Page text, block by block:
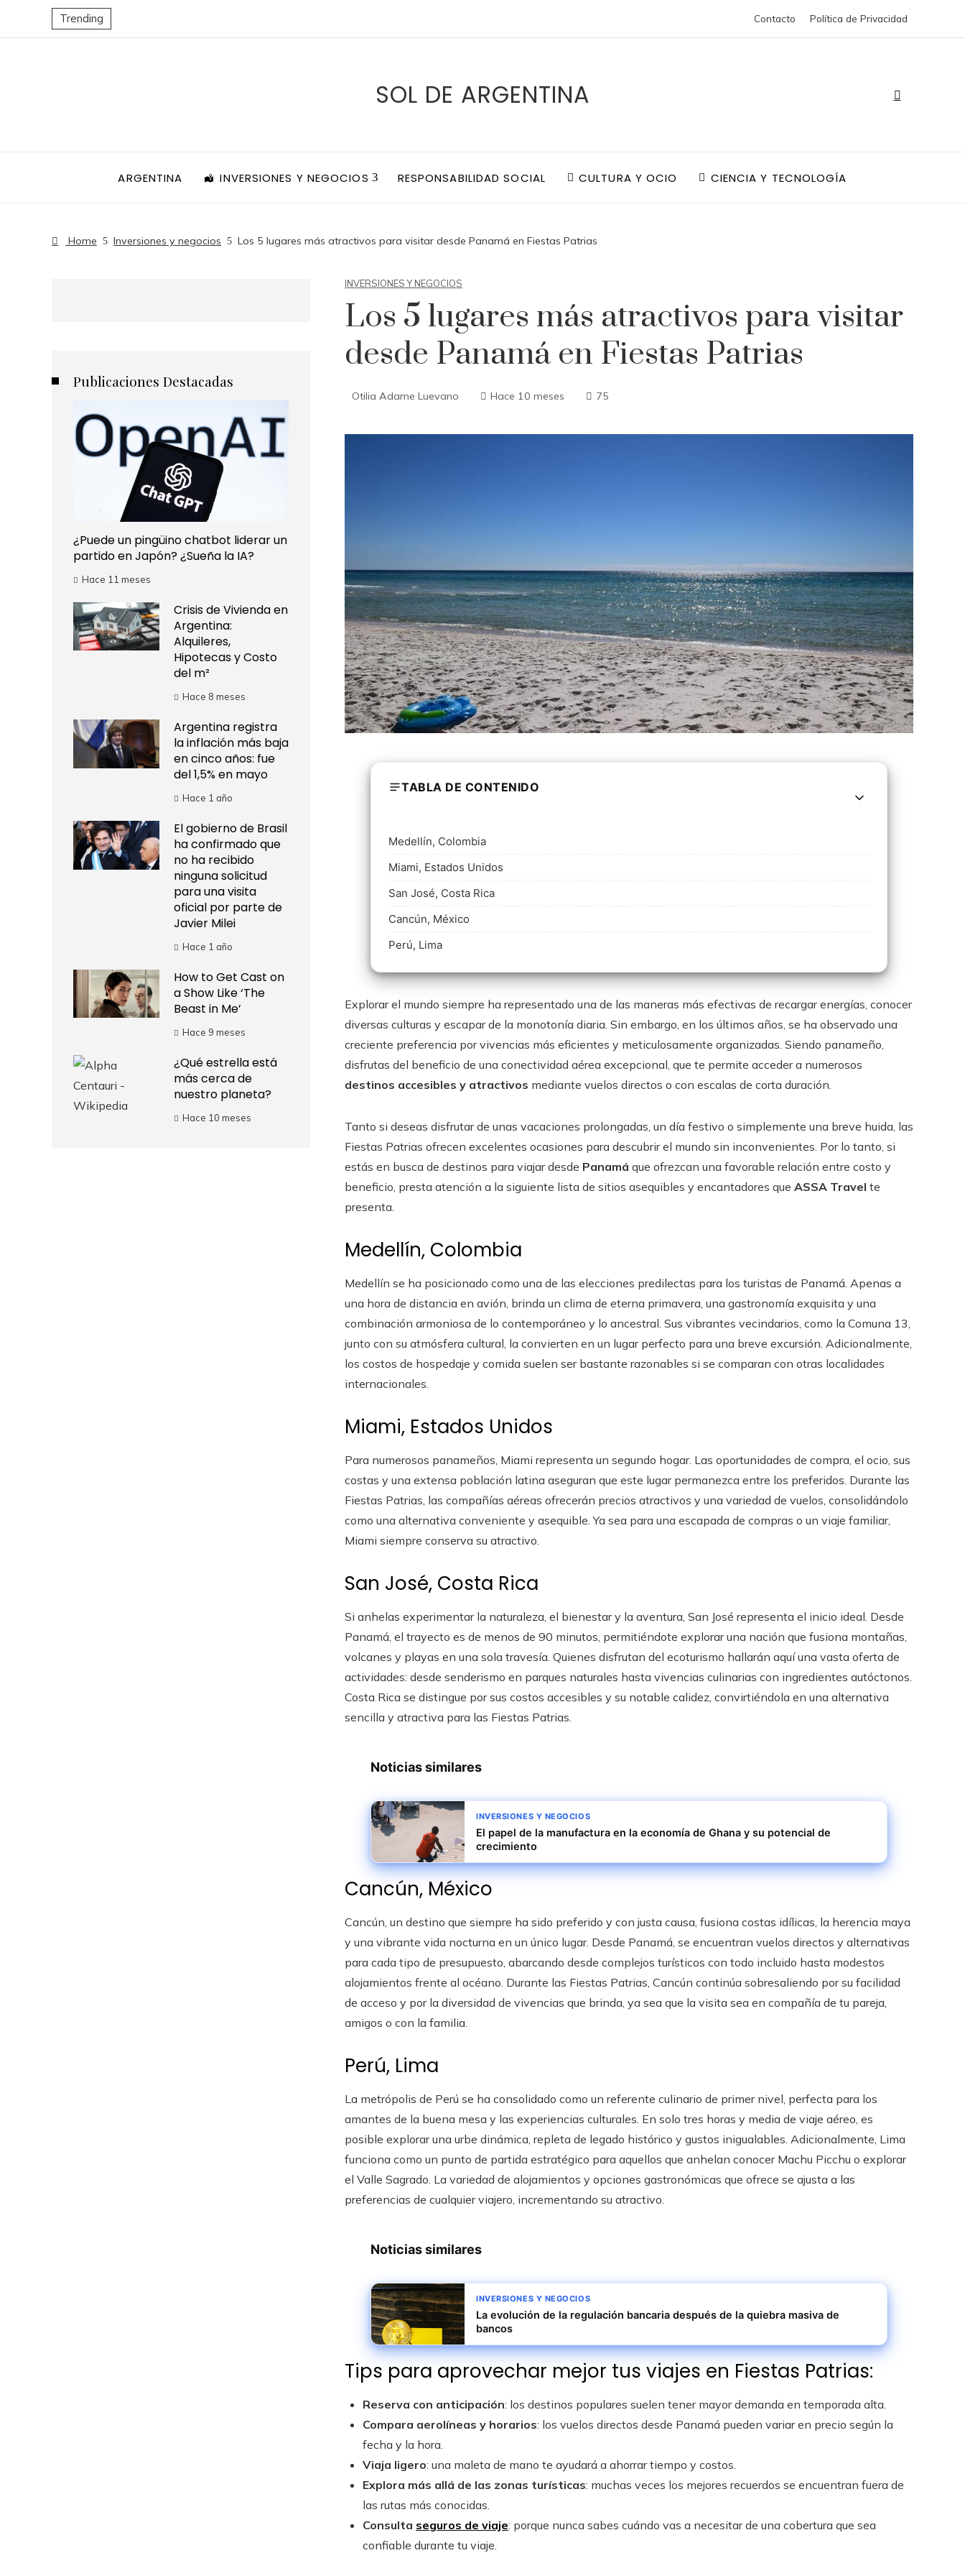
Trending Contacto Política de Privacidad
SOL DE ARGENTINA
ARGENTINA INVERSIONES Y NEGOCIOS RESPONSABILIDAD SOCIAL CULTURA Y OCIO CIENCIA Y TECNOLOGÍA
Home Inversiones y negocios Los 5 lugares más atractivos para visitar desde Panamá en Fiestas Patrias
INVERSIONES Y NEGOCIOS
Los 5 lugares más atractivos para visitar
desde Panamá en Fiestas Patrias
Otilia Adame Luevano Hace 10 meses 75
TABLA DE CONTENIDO
Medellín, Colombia
Miami, Estados Unidos
San José, Costa Rica
Cancún, México
Perú, Lima
Explorar el mundo siempre ha representado una de las maneras más efectivas de recargar energías, conocer
diversas culturas y escapar de la monotonía diaria. Sin embargo, en los últimos años, se ha observado una
creciente preferencia por vivencias más eficientes y meticulosamente organizadas. Siendo panameño,
disfrutas del beneficio de una conectividad aérea excepcional, que te permite acceder a numerosos
destinos accesibles y atractivos mediante vuelos directos o con escalas de corta duración.
Tanto si deseas disfrutar de unas vacaciones prolongadas, un día festivo o simplemente una breve huida, las
Fiestas Patrias ofrecen excelentes ocasiones para descubrir el mundo sin inconvenientes. Por lo tanto, si
estás en busca de destinos para viajar desde Panamá que ofrezcan una favorable relación entre costo y
beneficio, presta atención a la siguiente lista de sitios asequibles y encantadores que ASSA Travel te
presenta.
Medellín, Colombia
Medellín se ha posicionado como una de las elecciones predilectas para los turistas de Panamá. Apenas a
una hora de distancia en avión, brinda un clima de eterna primavera, una gastronomía exquisita y una
combinación armoniosa de lo contemporáneo y lo ancestral. Sus vibrantes vecindarios, como la Comuna 13,
junto con su atmósfera cultural, la convierten en un lugar perfecto para una breve excursión. Adicionalmente,
los costos de hospedaje y comida suelen ser bastante razonables si se comparan con otras localidades
internacionales.
Miami, Estados Unidos
Para numerosos panameños, Miami representa un segundo hogar. Las oportunidades de compra, el ocio, sus
costas y una extensa población latina aseguran que este lugar permanezca entre los preferidos. Durante las
Fiestas Patrias, las compañías aéreas ofrecerán precios atractivos y una variedad de vuelos, consolidándolo
como una alternativa conveniente y asequible. Ya sea para una escapada de compras o un viaje familiar,
Miami siempre conserva su atractivo.
San José, Costa Rica
Si anhelas experimentar la naturaleza, el bienestar y la aventura, San José representa el inicio ideal. Desde
Panamá, el trayecto es de menos de 90 minutos, permitiéndote explorar una nación que fusiona montañas,
volcanes y playas en una sola travesía. Quienes disfrutan del ecoturismo hallarán aquí una vasta oferta de
actividades: desde senderismo en parques naturales hasta vivencias culinarias con ingredientes autóctonos.
Costa Rica se distingue por sus costos accesibles y su notable calidez, convirtiéndola en una alternativa
sencilla y atractiva para las Fiestas Patrias.
Noticias similares
INVERSIONES Y NEGOCIOS
El papel de la manufactura en la economía de Ghana y su potencial de
crecimiento
Cancún, México
Cancún, un destino que siempre ha sido preferido y con justa causa, fusiona costas idílicas, la herencia maya
y una vibrante vida nocturna en un único lugar. Desde Panamá, se encuentran vuelos directos y alternativas
para cada tipo de presupuesto, abarcando desde complejos turísticos con todo incluido hasta modestos
alojamientos frente al océano. Durante las Fiestas Patrias, Cancún continúa sobresaliendo por su facilidad
de acceso y por la diversidad de vivencias que brinda, ya sea que la visita sea en compañía de tu pareja,
amigos o con la familia.
Perú, Lima
La metrópolis de Perú se ha consolidado como un referente culinario de primer nivel, perfecta para los
amantes de la buena mesa y las experiencias culturales. En solo tres horas y media de viaje aéreo, es
posible explorar una urbe dinámica, repleta de legado histórico y gustos inigualables. Adicionalmente, Lima
funciona como un punto de partida estratégico para aquellos que anhelan conocer Machu Picchu o explorar
el Valle Sagrado. La variedad de alojamientos y opciones gastronómicas que ofrece se ajusta a las
preferencias de cualquier viajero, incrementando su atractivo.
Noticias similares
INVERSIONES Y NEGOCIOS
La evolución de la regulación bancaria después de la quiebra masiva de
bancos
Tips para aprovechar mejor tus viajes en Fiestas Patrias:
Reserva con anticipación: los destinos populares suelen tener mayor demanda en temporada alta.
Compara aerolíneas y horarios: los vuelos directos desde Panamá pueden variar en precio según la
fecha y la hora.
Viaja ligero: una maleta de mano te ayudará a ahorrar tiempo y costos.
Explora más allá de las zonas turísticas: muchas veces los mejores recuerdos se encuentran fuera de
las rutas más conocidas.
Consulta seguros de viaje: porque nunca sabes cuándo vas a necesitar de una cobertura que sea
confiable durante tu viaje.
Publicaciones Destacadas
¿Puede un pingüino chatbot liderar un
partido en Japón? ¿Sueña la IA?
Hace 11 meses
Crisis de Vivienda en
Argentina:
Alquileres,
Hipotecas y Costo
del m²
Hace 8 meses
Argentina registra
la inflación más baja
en cinco años: fue
del 1,5% en mayo
Hace 1 año
El gobierno de Brasil
ha confirmado que
no ha recibido
ninguna solicitud
para una visita
oficial por parte de
Javier Milei
Hace 1 año
How to Get Cast on
a Show Like ‘The
Beast in Me’
Hace 9 meses
¿Qué estrella está
más cerca de
nuestro planeta?
Hace 10 meses